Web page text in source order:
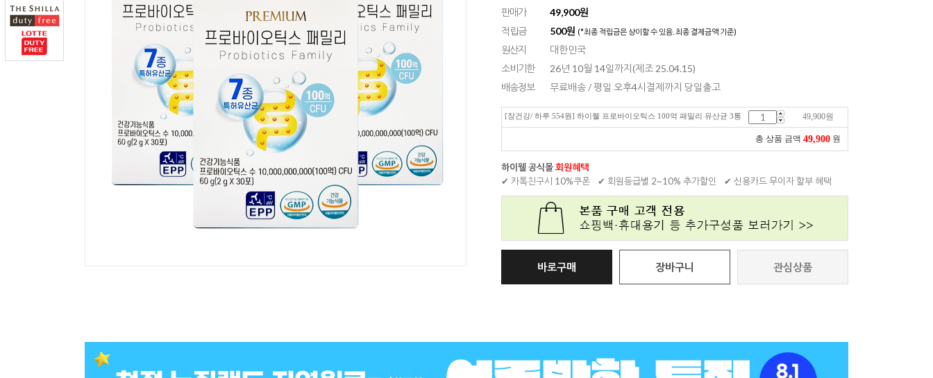
판매가
49,900원
적립금
500원 (*최종 적립금은 상이할 수 있음. 최종 결제금액 기준)
원산지
대한민국
소비기한
26년 10월 14일까지(제조 25.04.15)
배송정보
무료배송 / 평일 오후4시결제까지 당일출고
[장건강/ 하루 554원] 하이웰 프로바이오틱스 100억 패밀리 유산균 3통 49,900원
총 상품 금액 49,900 원
하이웰 공식몰회원혜택
✔ 카톡친구시 10%쿠폰
✔ 회원등급별 2~10% 추가할인 ✔ 신용카드 무이자 할부 혜택
바로구매 장바구니 관심상품